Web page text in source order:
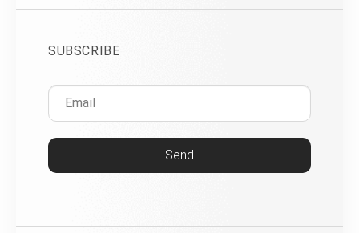
SUBSCRIBE
Send